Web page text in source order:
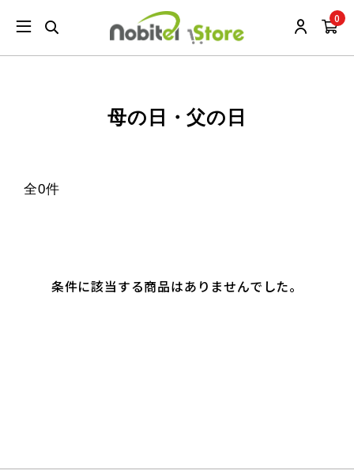
0
母の日・父の日
全0件
条件に該当する商品はありませんでした。